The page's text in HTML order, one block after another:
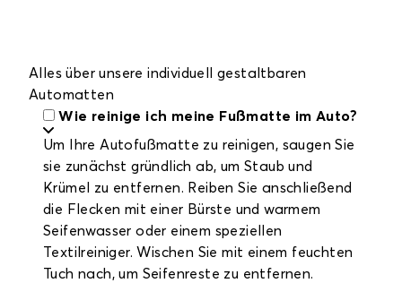
Alles über unsere individuell gestaltbaren
Automatten
Wie reinige ich meine Fußmatte im Auto?
Um Ihre Autofußmatte zu reinigen, saugen Sie
sie zunächst gründlich ab, um Staub und
Krümel zu entfernen. Reiben Sie anschließend
die Flecken mit einer Bürste und warmem
Seifenwasser oder einem speziellen
Textilreiniger. Wischen Sie mit einem feuchten
Tuch nach, um Seifenreste zu entfernen.